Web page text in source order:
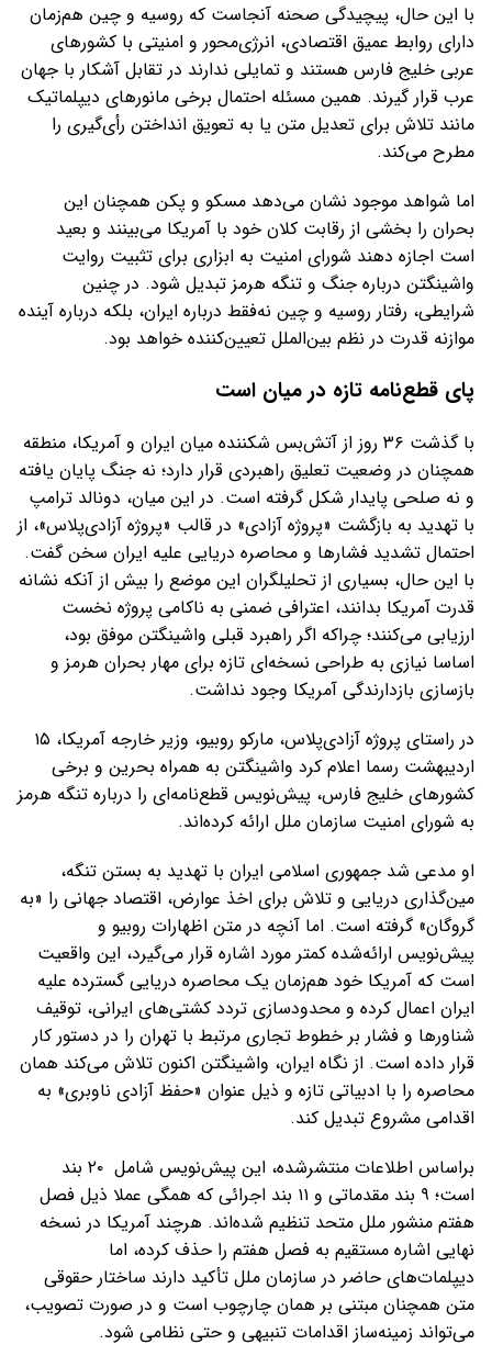
با این حال، پیچیدگی صحنه آنجاست که روسیه و چین هم‌زمان
دارای روابط عمیق اقتصادی، انرژی‌محور و امنیتی با کشورهای
عربی خلیج فارس هستند و تمایلی ندارند در تقابل آشکار با جهان
عرب قرار گیرند. همین مسئله احتمال برخی مانورهای دیپلماتیک
مانند تلاش برای تعدیل متن یا به تعویق انداختن رأی‌گیری را
مطرح می‌کند.
اما شواهد موجود نشان می‌دهد مسکو و پکن همچنان این
بحران را بخشی از رقابت کلان خود با آمریکا می‌بینند و بعید
است اجازه دهند شورای امنیت به ابزاری برای تثبیت روایت
واشینگتن درباره جنگ و تنگه هرمز تبدیل شود. در چنین
شرایطی، رفتار روسیه و چین نه‌فقط درباره ایران، بلکه درباره آینده
موازنه قدرت در نظم بین‌الملل تعیین‌کننده خواهد بود.
پای قطع‌نامه تازه در میان است
با گذشت ۳۶ روز از آتش‌بس شکننده میان ایران و آمریکا، منطقه
همچنان در وضعیت تعلیق راهبردی قرار دارد؛ نه جنگ پایان یافته
و نه صلحی پایدار شکل گرفته است. در این میان، دونالد ترامپ
با تهدید به بازگشت «پروژه آزادی» در قالب «پروژه آزادی‌پلاس»، از
احتمال تشدید فشارها و محاصره دریایی علیه ایران سخن گفت.
با این حال، بسیاری از تحلیلگران این موضع را بیش از آنکه نشانه
قدرت آمریکا بدانند، اعترافی ضمنی به ناکامی پروژه نخست
ارزیابی می‌کنند؛ چراکه اگر راهبرد قبلی واشینگتن موفق بود،
اساسا نیازی به طراحی نسخه‌ای تازه برای مهار بحران هرمز و
بازسازی بازدارندگی آمریکا وجود نداشت.
در راستای پروژه آزادی‌پلاس، مارکو روبیو، وزیر خارجه آمریکا، ۱۵
اردیبهشت رسما اعلام کرد واشینگتن به همراه بحرین و برخی
کشورهای خلیج فارس، پیش‌نویس قطع‌نامه‌ای را درباره تنگه هرمز
به شورای امنیت سازمان ملل ارائه کرده‌اند.
او مدعی شد جمهوری اسلامی ایران با تهدید به بستن تنگه،
مین‌گذاری دریایی و تلاش برای اخذ عوارض، اقتصاد جهانی را «به
گروگان» گرفته است. اما آنچه در متن اظهارات روبیو و
پیش‌نویس ارائه‌شده کمتر مورد اشاره قرار می‌گیرد، این واقعیت
است که آمریکا خود هم‌زمان یک محاصره دریایی گسترده علیه
ایران اعمال کرده و محدودسازی تردد کشتی‌های ایرانی، توقیف
شناورها و فشار بر خطوط تجاری مرتبط با تهران را در دستور کار
قرار داده است. از نگاه ایران، واشینگتن اکنون تلاش می‌کند همان
محاصره را با ادبیاتی تازه و ذیل عنوان «حفظ آزادی ناوبری» به
اقدامی مشروع تبدیل کند.
براساس اطلاعات منتشرشده، این پیش‌نویس شامل ۲۰ بند
است؛ ۹ بند مقدماتی و ۱۱ بند اجرائی که همگی عملا ذیل فصل
هفتم منشور ملل متحد تنظیم شده‌اند. هرچند آمریکا در نسخه
نهایی اشاره مستقیم به فصل هفتم را حذف کرده، اما
دیپلمات‌های حاضر در سازمان ملل تأکید دارند ساختار حقوقی
متن همچنان مبتنی بر همان چارچوب است و در صورت تصویب،
می‌تواند زمینه‌ساز اقدامات تنبیهی و حتی نظامی شود.